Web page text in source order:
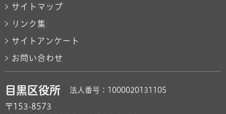
サイトマップ
リンク集
サイトアンケート
お問い合わせ
目黒区役所 法人番号：1000020131105
〒153-8573